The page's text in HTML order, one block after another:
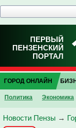
ПЕРВЫЙ
ПЕНЗЕНСКИЙ
ПОРТАЛ
ГОРОД ОНЛАЙН
Политика Экономика
Новости Пензы →